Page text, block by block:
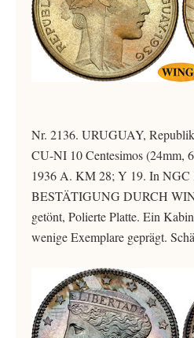
Nr. 2136. URUGUAY,
CU-NI 10 Centesimos (24mm,
1936 A. KM 28; Y 19. In NGC
BESTÄTIGUNG DURCH
getönt, Polierte Platte. Ein
wenige Exemplare geprägt.